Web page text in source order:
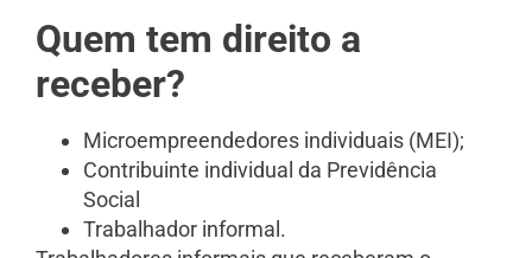
Quem tem direito a
receber?
Microempreendedores individuais (MEI);
Contribuinte individual da Previdência
Social
​Trabalhador informal.